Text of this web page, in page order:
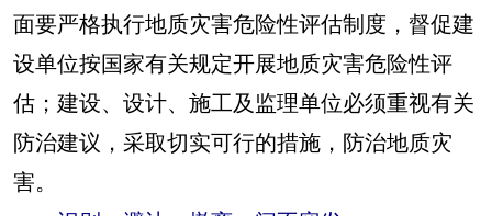
面要严格执行地质灾害危险性评估制度，督促建
设单位按国家有关规定开展地质灾害危险性评
估；建设、设计、施工及监理单位必须重视有关
防治建议，采取切实可行的措施，防治地质灾
害。